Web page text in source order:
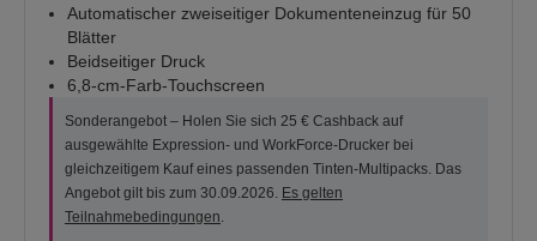
Automatischer zweiseitiger Dokumenteneinzug für 50
Blätter
Beidseitiger Druck
6,8-cm-Farb-Touchscreen
Sonderangebot – Holen Sie sich 25 € Cashback auf
ausgewählte Expression- und WorkForce-Drucker bei
gleichzeitigem Kauf eines passenden Tinten-Multipacks. Das
Angebot gilt bis zum 30.09.2026. Es gelten
Teilnahmebedingungen